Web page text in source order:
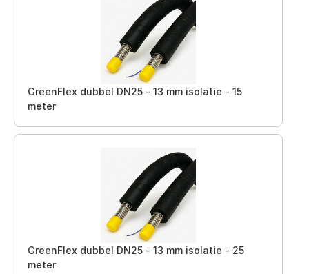
GreenFlex dubbel DN25 - 13 mm isolatie - 15
meter
GreenFlex dubbel DN25 - 13 mm isolatie - 25
meter